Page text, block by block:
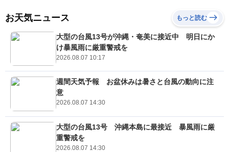
お天気ニュース もっと読む
大型の台風13号が沖縄・奄美に接近中 明日にか
け暴風雨に厳重警戒を
2026.08.07 10:17
週間天気予報 お盆休みは暑さと台風の動向に注
意
2026.08.07 14:30
大型の台風13号 沖縄本島に最接近 暴風雨に厳
重警戒を
2026.08.07 14:30